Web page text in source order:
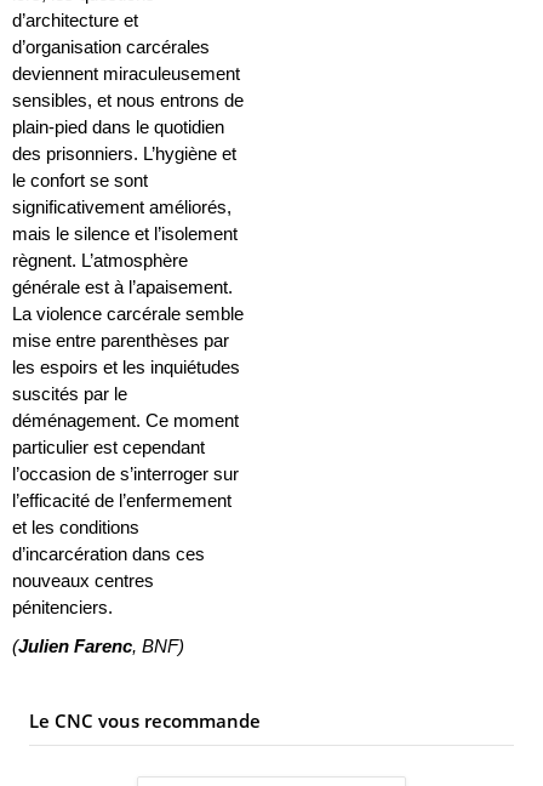
d’architecture et
d’organisation carcérales
deviennent miraculeusement
sensibles, et nous entrons de
plain-pied dans le quotidien
des prisonniers. L’hygiène et
le confort se sont
significativement améliorés,
mais le silence et l’isolement
règnent. L’atmosphère
générale est à l’apaisement.
La violence carcérale semble
mise entre parenthèses par
les espoirs et les inquiétudes
suscités par le
déménagement. Ce moment
particulier est cependant
l’occasion de s’interroger sur
l’efficacité de l’enfermement
et les conditions
d’incarcération dans ces
nouveaux centres
pénitenciers.
(Julien Farenc, BNF)
Le CNC vous recommande